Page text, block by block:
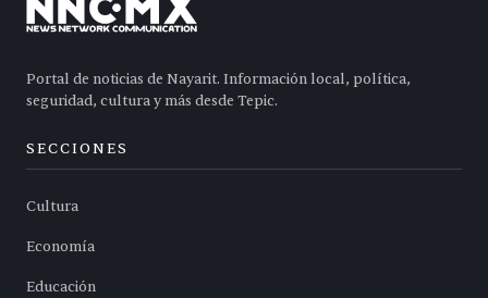
Portal de noticias de Nayarit. Información local, política,
seguridad, cultura y más desde Tepic.
SECCIONES
Cultura
Economía
Educación